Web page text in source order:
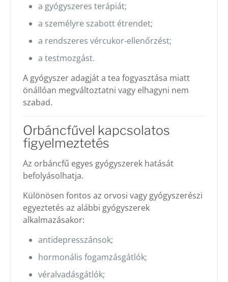
a gyógyszeres terápiát;
a személyre szabott étrendet;
a rendszeres vércukor-ellenőrzést;
a testmozgást.
A gyógyszer adagját a tea fogyasztása miatt
önállóan megváltoztatni vagy elhagyni nem
szabad.
Orbáncfűvel kapcsolatos
figyelmeztetés
Az orbáncfű egyes gyógyszerek hatását
befolyásolhatja.
Különösen fontos az orvosi vagy gyógyszerészi
egyeztetés az alábbi gyógyszerek
alkalmazásakor:
antidepresszánsok;
hormonális fogamzásgátlók;
véralvadásgátlók;